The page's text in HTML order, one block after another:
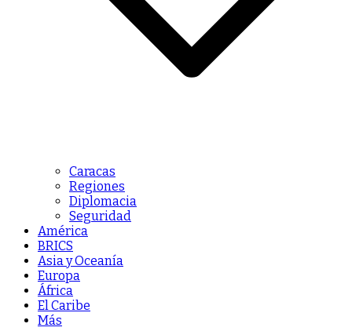
Caracas
Regiones
Diplomacia
Seguridad
América
BRICS
Asia y Oceanía
Europa
África
El Caribe
Más